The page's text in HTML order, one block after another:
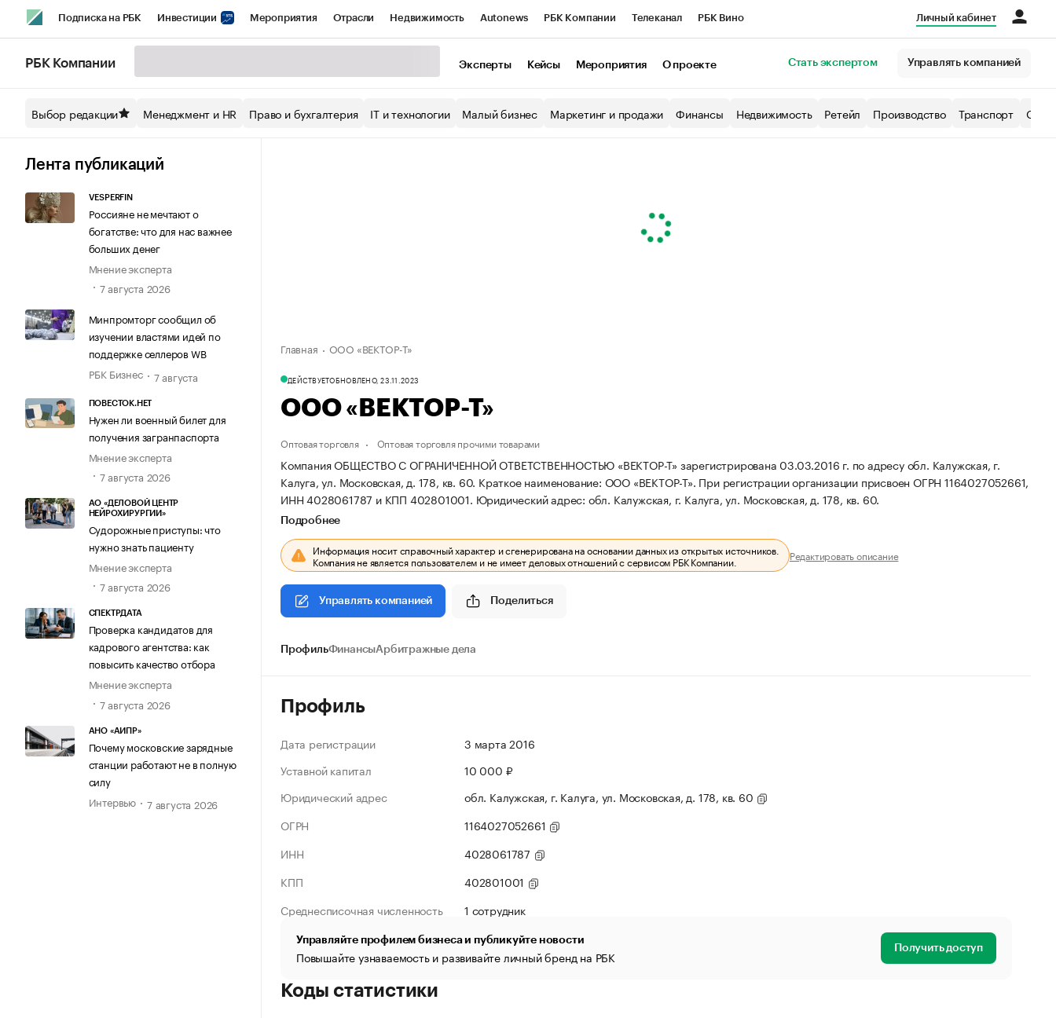
Подписка на РБК Инвестиции Мероприятия Отрасли Недвижимость Autonews РБК Компании Телеканал РБК Вино
Спецпроекты СПб Конференции СПб Спецпроекты Экономика Бизнес
Технологии и медиа
Личный кабинет
РБК Компании Эксперты Кейсы Мероприятия О проекте Стать экспертом Управлять компанией
Выбор редакции Менеджмент и HR Право и бухгалтерия IT и технологии Малый бизнес Маркетинг и продажи Финансы Недвижимость Ретейл Производство Транспорт
Лента публикаций
VESPERFIN
Россияне не мечтают о
богатстве: что для нас важнее
больших денег
Мнение эксперта
7 августа 2026
Минпромторг сообщил об
изучении властями идей по
поддержке селлеров WB
РБК Бизнес
7 августа
ПОВЕСТОК.НЕТ
Нужен ли военный билет для
получения загранпаспорта
Мнение эксперта
7 августа 2026
АО «ДЕЛОВОЙ ЦЕНТР
НЕЙРОХИРУРГИИ»
Судорожные приступы: что
нужно знать пациенту
Мнение эксперта
7 августа 2026
СПЕКТРДАТА
Проверка кандидатов для
кадрового агентства: как
повысить качество отбора
Мнение эксперта
7 августа 2026
АНО «АИПР»
Почему московские зарядные
станции работают не в полную
силу
Интервью
7 августа 2026
Главная ООО «ВЕКТОР-Т»
ДЕЙСТВУЕТОБНОВЛЕНО, 23.11.2023
ООО «ВЕКТОР-Т»
Оптовая торговля Оптовая торговля прочими товарами
Компания ОБЩЕСТВО С ОГРАНИЧЕННОЙ ОТВЕТСТВЕННОСТЬЮ «ВЕКТОР-Т» зарегистрирована 03.03.2016 г. по адресу обл. Калужская, г.
Калуга, ул. Московская, д. 178, кв. 60. Краткое наименование: ООО «ВЕКТОР-Т». При регистрации организации присвоен ОГРН 1164027052661,
ИНН 4028061787 и КПП 402801001. Юридический адрес: обл. Калужская, г. Калуга, ул. Московская, д. 178, кв. 60.
Подробнее
Информация носит справочный характер и сгенерирована на основании данных из открытых источников.
Компания не является пользователем и не имеет деловых отношений с сервисом РБК Компании. Редактировать описание
Управлять компанией Поделиться
ПрофильФинансыАрбитражные дела
Профиль
Дата регистрации
3 марта 2016
Уставной капитал
10 000 ₽
Юридический адрес
обл. Калужская, г. Калуга, ул. Московская, д. 178, кв. 60
ОГРН
1164027052661
ИНН
4028061787
КПП
402801001
Среднесписочная численность
1 сотрудник
Управляйте профилем бизнеса и публикуйте новости
Повышайте узнаваемость и развивайте личный бренд на РБК Получить доступ
Коды статистики